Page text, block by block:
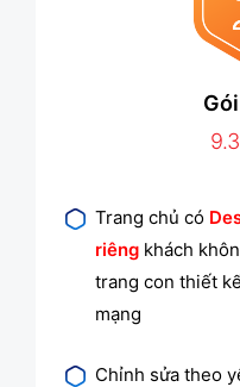
Trang chủ có
riêng khách
trang con thiết
mạng
Chỉnh sửa theo